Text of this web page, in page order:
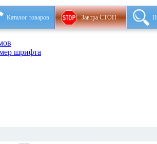
Каталог товаров Завтра СТОП
шрифта